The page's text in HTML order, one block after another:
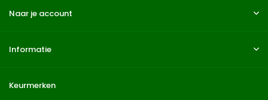
Naar je account
Informatie
Keurmerken